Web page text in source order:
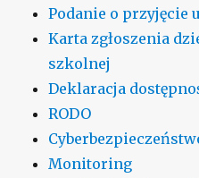
Podanie o przyjęcie
Karta zgłoszenia
szkolnej
Deklaracja
RODO
Monitoring